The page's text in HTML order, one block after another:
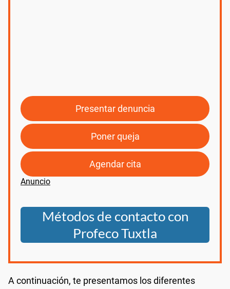
Presentar denuncia
Poner queja
Agendar cita
Métodos de contacto con
Profeco Tuxtla
A continuación, te presentamos los diferentes